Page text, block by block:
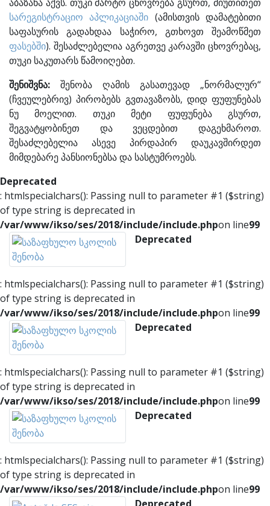
სარეგისტრაციო აპლიკაციაში (ამისთვის დამატებითი
საფასურის გადახდაა საჭირო, გთხოვთ შეამოწმეთ
ფასებში). შესაძლებელია აგრეთვე კარავში ცხოვრებაც,
თუკი საკუთარს წამოიღებთ.
შენიშვნა: შენობა ღამის გასათევად „ნორმალურ“
(ჩვეულებრივ) პირობებს გვთავაზობს, დიდ ფუფუნებას
ნუ მოელით. თუკი მეტი ფუფუნება გსურთ,
შეგვატყობინეთ და ვეცდებით დაგეხმაროთ.
შესაძლებელია ასევე პირდაპირ დაუკავშირდეთ
მიმდებარე პანსიონებსა და სასტუმროებს.
Deprecated
: htmlspecialchars(): Passing null to parameter #1 ($string)
of type string is deprecated in
/var/www/ikso/ses/2018/include/include.phpon line99
Deprecated
: htmlspecialchars(): Passing null to parameter #1 ($string)
of type string is deprecated in
/var/www/ikso/ses/2018/include/include.phpon line99
Deprecated
: htmlspecialchars(): Passing null to parameter #1 ($string)
of type string is deprecated in
/var/www/ikso/ses/2018/include/include.phpon line99
Deprecated
: htmlspecialchars(): Passing null to parameter #1 ($string)
of type string is deprecated in
/var/www/ikso/ses/2018/include/include.phpon line99